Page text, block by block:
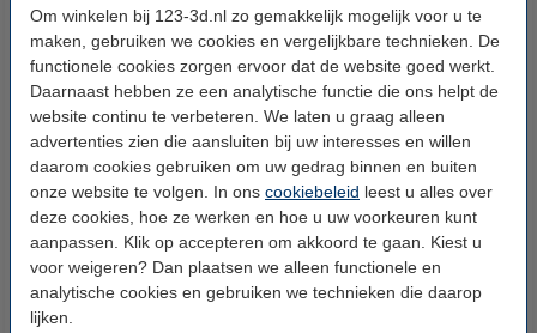
Om winkelen bij 123-3d.nl zo gemakkelijk mogelijk voor u te
maken, gebruiken we cookies en vergelijkbare technieken. De
functionele cookies zorgen ervoor dat de website goed werkt.
Daarnaast hebben ze een analytische functie die ons helpt de
website continu te verbeteren. We laten u graag alleen
advertenties zien die aansluiten bij uw interesses en willen
daarom cookies gebruiken om uw gedrag binnen en buiten
onze website te volgen. In ons cookiebeleid leest u alles over
deze cookies, hoe ze werken en hoe u uw voorkeuren kunt
aanpassen. Klik op accepteren om akkoord te gaan. Kiest u
voor weigeren? Dan plaatsen we alleen functionele en
analytische cookies en gebruiken we technieken die daarop
lijken.
Aluminium hoekverbinding
groot 2020 inclusief
bevestigingsmateriaal (123-3D
huismerk)
€ 4,25 Incl. 21% BTW
Blinde hoekverbinding 2020
aluminium profiel (123-3D
huismerk)
€ 2,75 Incl. 21% BTW